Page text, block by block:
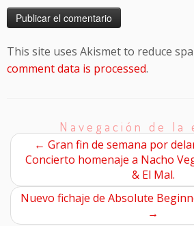
This site uses Akismet to reduce
comment data is processed.
Navegación de la
← Gran fin de semana por
Concierto homenaje a Nacho
& El Mal.
Nuevo fichaje de Absolute
→